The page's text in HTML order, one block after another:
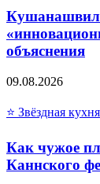
объяснения
09.08.2026
⭐ Звёздная кухня
Как чужое
Каннского